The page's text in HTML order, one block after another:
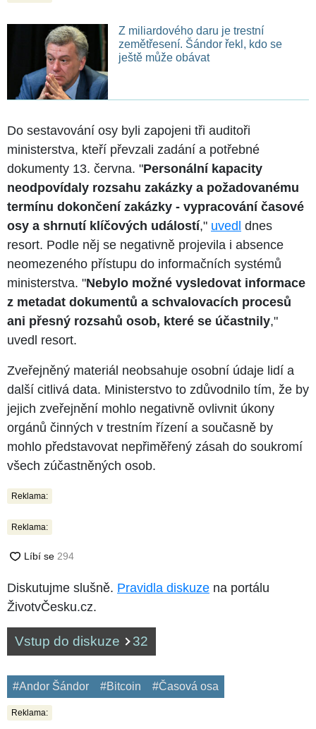
Z miliardového daru je trestní
zemětřesení. Šándor řekl, kdo se
ještě může obávat
Do sestavování osy byli zapojeni tři auditoři
ministerstva, kteří převzali zadání a potřebné
dokumenty 13. června. "Personální kapacity
neodpovídaly rozsahu zakázky a požadovanému
termínu dokončení zakázky - vypracování časové
osy a shrnutí klíčových událostí," uvedl dnes
resort. Podle něj se negativně projevila i absence
neomezeného přístupu do informačních systémů
ministerstva. "Nebylo možné vysledovat informace
z metadat dokumentů a schvalovacích procesů
ani přesný rozsahů osob, které se účastnily,"
uvedl resort.
Zveřejněný materiál neobsahuje osobní údaje lidí a
další citlivá data. Ministerstvo to zdůvodnilo tím, že by
jejich zveřejnění mohlo negativně ovlivnit úkony
orgánů činných v trestním řízení a současně by
mohlo představovat nepřiměřený zásah do soukromí
všech zúčastněných osob.
Reklama:
Reklama:
Diskutujme slušně. Pravidla diskuze na portálu
ŽivotvČesku.cz.
Vstup do diskuze 32
#Andor Šándor #Bitcoin #Časová osa
Reklama: